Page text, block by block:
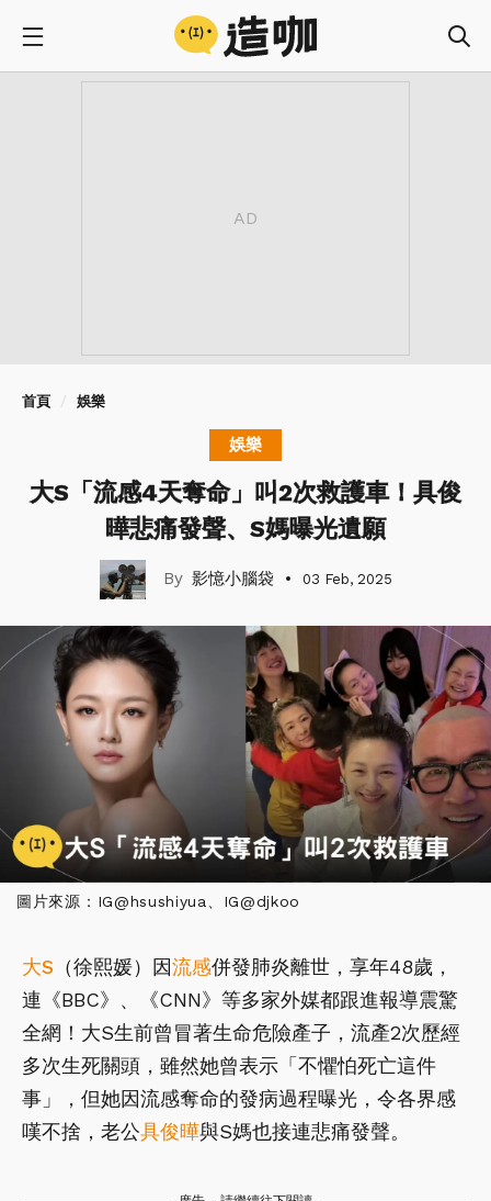
首頁 娛樂
娛樂
大S「流感4天奪命」叫2次救護車！具俊
曄悲痛發聲、S媽曝光遺願
影憶小腦袋 03 Feb, 2025
圖片來源：IG@hsushiyua、IG@djkoo
大S （徐熙媛）因流感併發肺炎離世，享年48歲，
連《BBC》、《CNN》等多家外媒都跟進報導震驚
全網！大S生前曾冒著生命危險產子，流產2次歷經
多次生死關頭，雖然她曾表示「不懼怕死亡這件
事」，但她因流感奪命的發病過程曝光，令各界感
嘆不捨，老公具俊曄與S媽也接連悲痛發聲。